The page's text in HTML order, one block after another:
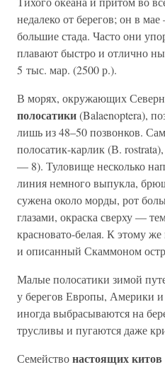
недалеко от берегов; он в
большие стада. Часто они
плавают быстро и отлично
5 тыс. мар. (2500 р.).
В морях, окружающих
полосатики(Balaenoptera),
лишь из 48–50 позвонков.
полосатик-карлик (В.
— 8). Туловище несколько
линия немного выпукла,
сужена около морды, рот
глазами, окраска сверху —
красновато-белая. К этому
и описанный Скаммоном
Малые полосатики зимой
у берегов Европы, Америки
иногда выбрасываются на
трусливы и пугаются даже
Семействонастоящих китов